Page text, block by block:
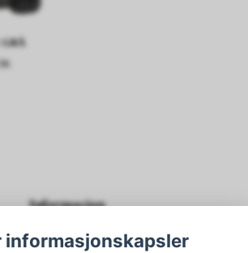
Informasjon
Kontakt oss
informasjonskapsler